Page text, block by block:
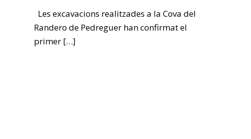
Les excavacions realitzades a la Cova del
Randero de Pedreguer han confirmat el
primer […]